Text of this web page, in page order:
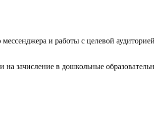
и работы с целевой
на зачисление в дошкольные